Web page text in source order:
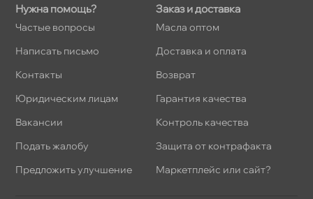
Нужна помощь?
Частые вопросы
Написать письмо
Контакты
Юридическим лицам
акансии
Подать жалобу
Предложить улучшение
Заказ и доставка
Масла оптом
Доставка и оплата
озврат
Гарантия качества
Контроль качества
Защита от контрафакта
Маркетплейс или сайт?